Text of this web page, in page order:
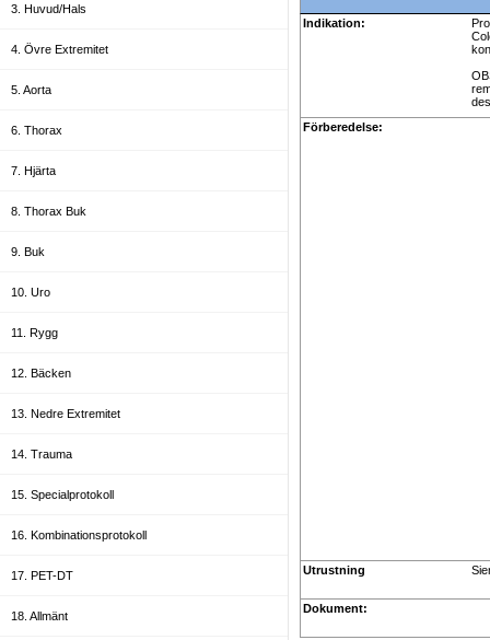
3. Huvud/Hals
4. Övre Extremitet
5. Aorta
6. Thorax
7. Hjärta
8. Thorax Buk
9. Buk
10. Uro
11. Rygg
12. Bäcken
13. Nedre Extremitet
14. Trauma
15. Specialprotokoll
16. Kombinationsprotokoll
17. PET-DT
18. Allmänt
Indikation:
Förberedelse:
Utrustning
Dokument: